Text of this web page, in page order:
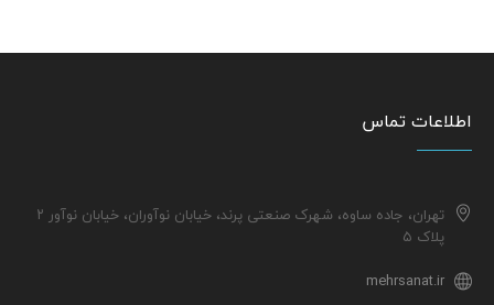
اطلاعات تماس
تهران، جاده ساوه، شهرک صنعتی پرند، خیابان نوآوران، خیابان نوآور ۲
پلاک ۵
mehrsanat.ir